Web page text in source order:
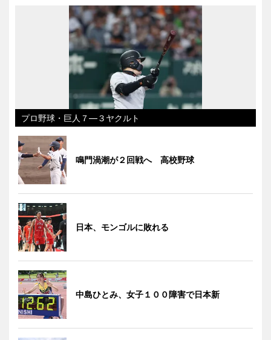
プロ野球・巨人７―３ヤクルト
鳴門渦潮が２回戦へ 高校野球
日本、モンゴルに敗れる
中島ひとみ、女子１００障害で日本新